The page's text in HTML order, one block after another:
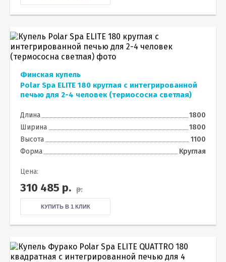
Финская купель
Polar Spa ELITE 180 круглая с интегрированной
печью для 2-4 человек (термососна светлая)
Длина
1800
Ширина
1800
Высота
1100
Форма
Круглая
Цена:
310 485 р. р.
КУПИТЬ В 1 КЛИК